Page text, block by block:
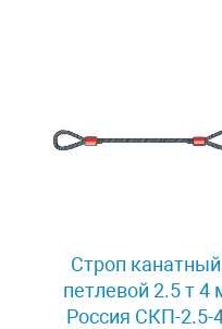
Строп канатный
петлевой 2.5 т 4
Россия СКП-2.5-